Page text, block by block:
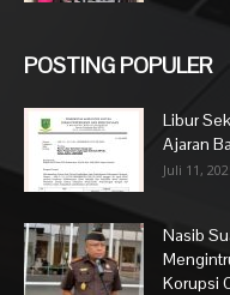
POSTING POPULER
Libur
Ajaran
Juli 11,
Nasib
Korupsi